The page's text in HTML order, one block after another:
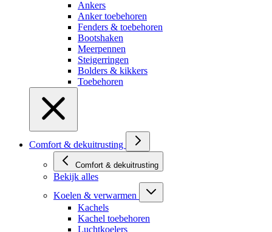
Ankers
Anker toebehoren
Fenders & toebehoren
Bootshaken
Meerpennen
Steigerringen
Bolders & kikkers
Toebehoren
Comfort & dekuitrusting
Comfort & dekuitrusting
Bekijk alles
Koelen & verwarmen
Kachels
Kachel toebehoren
Luchtkoelers